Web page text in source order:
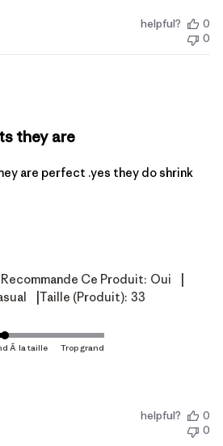
helpful?
0
0
they are
are perfect .yes they do shrink
Recommande Ce Produit: Oui
Taille (produit): 33
helpful?
0
0